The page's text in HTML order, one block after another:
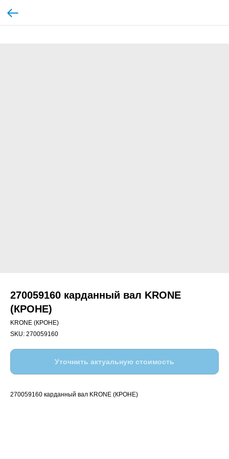
270059160 карданный вал KRONE
(КРОНЕ)
KRONE (КРОНЕ)
SKU: 270059160
Уточнить актуальную стоимость
270059160 карданный вал KRONE (КРОНЕ)